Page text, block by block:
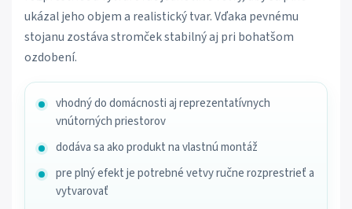
ukázal jeho objem a realistický tvar. Vďaka pevnému
stojanu zostáva stromček stabilný aj pri bohatšom
ozdobení.
vhodný do domácnosti aj reprezentatívnych
vnútorných priestorov
dodáva sa ako produkt na vlastnú montáž
pre plný efekt je potrebné vetvy ručne rozprestrieť a
vytvarovať